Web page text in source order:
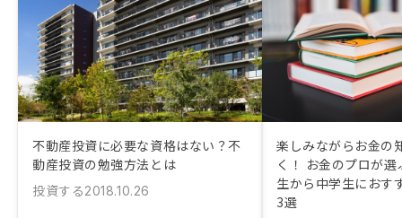
不動産投資に必要な資格はない？不
動産投資の勉強方法とは
投資する2018.10.26
楽しみながらお金の
く！ お金のプロが
生から中学生におす
3選